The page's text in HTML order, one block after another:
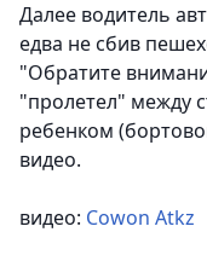
Далее водитель
едва не сбив
"Обратите
"пролетел" между
ребенком
видео.
видео: Cowon Atkz